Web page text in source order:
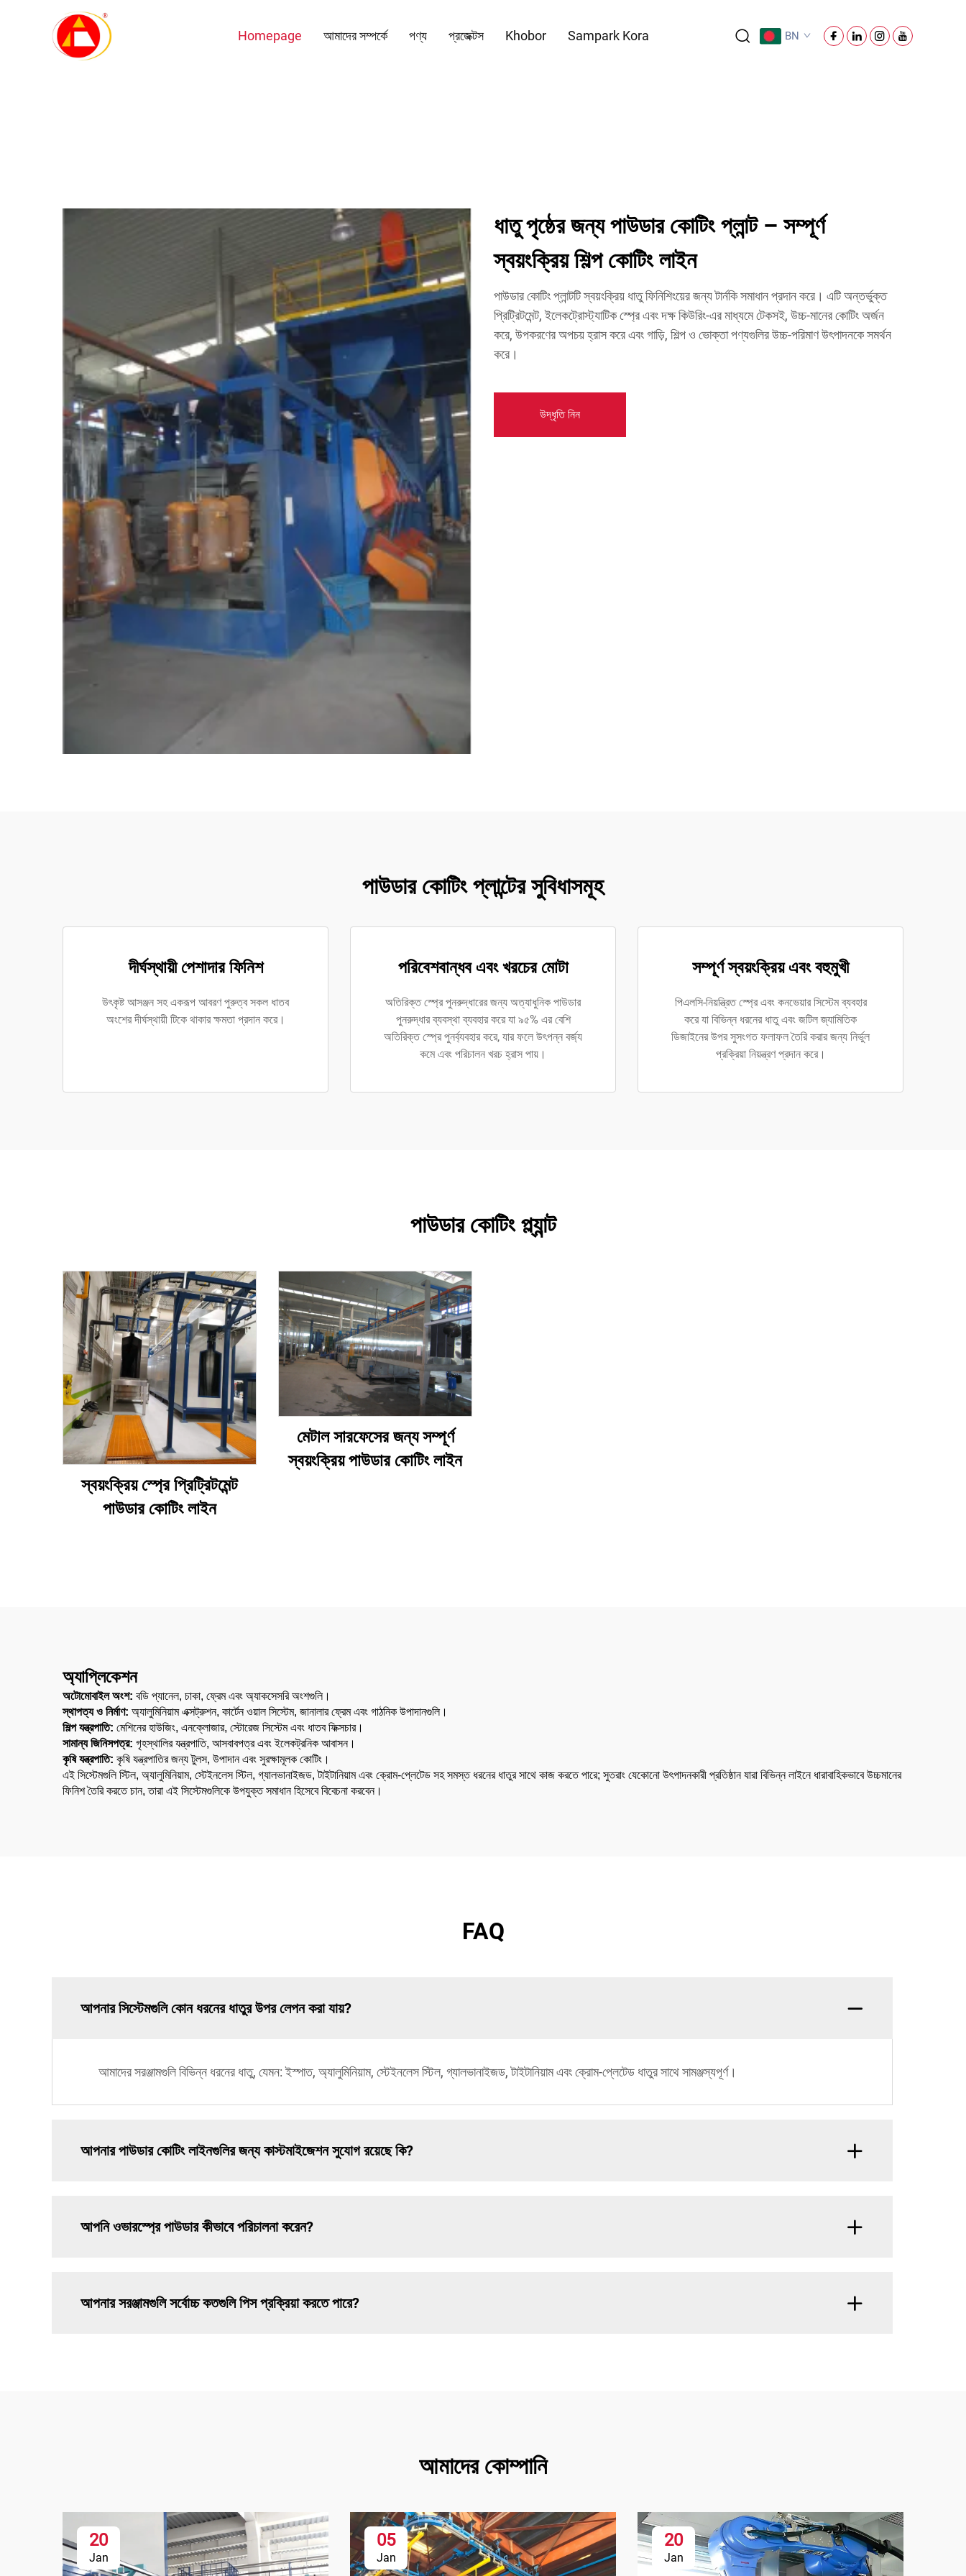
Homepage আমাদের সম্পর্কে পণ্য প্রজেক্টস Khobor Sampark Kora BN
ধাতু পৃষ্ঠের জন্য পাউডার কোটিং প্লান্ট – সম্পূর্ণ
স্বয়ংক্রিয় শিল্প কোটিং লাইন
পাউডার কোটিং প্লান্টটি স্বয়ংক্রিয় ধাতু ফিনিশিংয়ের জন্য টার্নকি সমাধান প্রদান করে। এটি অন্তর্ভুক্ত
প্রিট্রিটমেন্ট, ইলেকট্রোস্ট্যাটিক স্প্রে এবং দক্ষ কিউরিং-এর মাধ্যমে টেকসই, উচ্চ-মানের কোটিং অর্জন
করে, উপকরণের অপচয় হ্রাস করে এবং গাড়ি, শিল্প ও ভোক্তা পণ্যগুলির উচ্চ-পরিমাণ উৎপাদনকে সমর্থন
করে।
উদ্ধৃতি নিন
পাউডার কোটিং প্লান্টের সুবিধাসমূহ
দীর্ঘস্থায়ী পেশাদার ফিনিশ
উৎকৃষ্ট আসঞ্জন সহ একরূপ আবরণ পুরুত্ব সকল ধাতব
অংশের দীর্ঘস্থায়ী টিকে থাকার ক্ষমতা প্রদান করে।
পরিবেশবান্ধব এবং খরচের মোটা
অতিরিক্ত স্প্রে পুনরুদ্ধারের জন্য অত্যাধুনিক পাউডার
পুনরুদ্ধার ব্যবস্থা ব্যবহার করে যা ৯৫% এর বেশি
অতিরিক্ত স্প্রে পুনর্ব্যবহার করে, যার ফলে উৎপন্ন বর্জ্য
কমে এবং পরিচালন খরচ হ্রাস পায়।
সম্পূর্ণ স্বয়ংক্রিয় এবং বহুমুখী
পিএলসি-নিয়ন্ত্রিত স্প্রে এবং কনভেয়ার সিস্টেম ব্যবহার
করে যা বিভিন্ন ধরনের ধাতু এবং জটিল জ্যামিতিক
ডিজাইনের উপর সুসংগত ফলাফল তৈরি করার জন্য নির্ভুল
প্রক্রিয়া নিয়ন্ত্রণ প্রদান করে।
পাউডার কোটিং প্ল্যান্ট
স্বয়ংক্রিয় স্প্রে প্রিট্রিটমেন্ট
পাউডার কোটিং লাইন
মেটাল সারফেসের জন্য সম্পূর্ণ
স্বয়ংক্রিয় পাউডার কোটিং লাইন
অ্যাপ্লিকেশন
অটোমোবাইল অংশ: বডি প্যানেল, চাকা, ফ্রেম এবং অ্যাকসেসরি অংশগুলি।
স্থাপত্য ও নির্মাণ: অ্যালুমিনিয়াম এক্সট্রুশন, কার্টেন ওয়াল সিস্টেম, জানালার ফ্রেম এবং গাঠনিক উপাদানগুলি।
শিল্প যন্ত্রপাতি: মেশিনের হাউজিং, এনক্লোজার, স্টোরেজ সিস্টেম এবং ধাতব ফিক্সচার।
সামান্য জিনিসপত্র: গৃহস্থালির যন্ত্রপাতি, আসবাবপত্র এবং ইলেকট্রনিক আবাসন।
কৃষি যন্ত্রপাতি: কৃষি যন্ত্রপাতির জন্য টুলস, উপাদান এবং সুরক্ষামূলক কোটিং।
এই সিস্টেমগুলি স্টিল, অ্যালুমিনিয়াম, স্টেইনলেস স্টিল, গ্যালভানাইজড, টাইটানিয়াম এবং ক্রোম-প্লেটেড সহ সমস্ত ধরনের ধাতুর সাথে কাজ করতে পারে; সুতরাং যেকোনো উৎপাদনকারী প্রতিষ্ঠান যারা বিভিন্ন লাইনে ধারাবাহিকভাবে উচ্চমানের
ফিনিশ তৈরি করতে চান, তারা এই সিস্টেমগুলিকে উপযুক্ত সমাধান হিসেবে বিবেচনা করবেন।
FAQ
আপনার সিস্টেমগুলি কোন ধরনের ধাতুর উপর লেপন করা যায়?
আমাদের সরঞ্জামগুলি বিভিন্ন ধরনের ধাতু, যেমন: ইস্পাত, অ্যালুমিনিয়াম, স্টেইনলেস স্টিল, গ্যালভানাইজড, টাইটানিয়াম এবং ক্রোম-প্লেটেড ধাতুর সাথে সামঞ্জস্যপূর্ণ।
আপনার পাউডার কোটিং লাইনগুলির জন্য কাস্টমাইজেশন সুযোগ রয়েছে কি?
আপনি ওভারস্প্রে পাউডার কীভাবে পরিচালনা করেন?
আপনার সরঞ্জামগুলি সর্বোচ্চ কতগুলি পিস প্রক্রিয়া করতে পারে?
আমাদের কোম্পানি
20
Jan
05
Jan
20
Jan